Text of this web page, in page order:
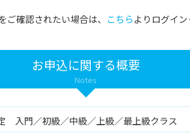
確認されたい場合は、 こちらよりログイン
お申込に関する概要
Notes
入門／初級／中級／上級／最上級クラス